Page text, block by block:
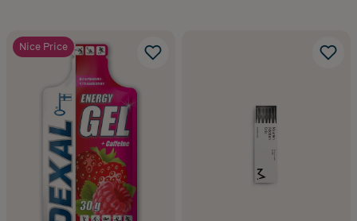
Nice Price